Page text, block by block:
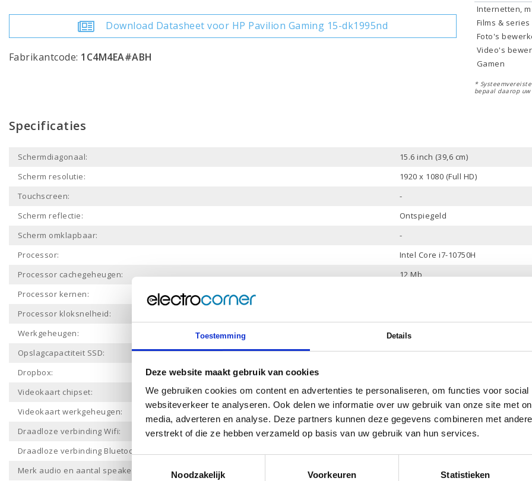
Toestemming Details
Deze website maakt gebruik van cookies
We gebruiken cookies om content en advertenties te personaliseren, om functies voor
websiteverkeer te analyseren. Ook delen we informatie over uw gebruik van onze site met
media, adverteren en analyse. Deze partners kunnen deze gegevens combineren met
verstrekt of die ze hebben verzameld op basis van uw gebruik van hun services.
Noodzakelijk
Voorkeuren Statistieken
Download Datasheet voor HP Pavilion Gaming 15-dk1995nd
Fabrikantcode: 1C4M4EA#ABH
Internetten,
Films &
Foto's
Video's
Gamen
*
bepaal daarop uw
Specificaties
Schermdiagonaal:
15.6 inch (39,6 cm)
Scherm resolutie:
1920 x 1080 (Full HD)
Touchscreen:
-
Scherm reflectie:
Ontspiegeld
Scherm omklapbaar:
-
Processor:
Intel Core i7-10750H
Processor cachegeheugen:
12 Mb
Processor kernen:
Processor kloksnelheid:
Werkgeheugen:
16 Gb
Opslagcapactiteit SSD:
512 Gb PCle NVMe
Dropbox:
Videokaart chipset:
NVIDIA GeForce GTX 2060 Max-Q
Videokaart werkgeheugen:
6 Gb
Draadloze verbinding Wifi:
Ja
Draadloze verbinding Bluetooth:
Merk audio en aantal speakers:
Bang & Olufsen, 2 luidsprekers